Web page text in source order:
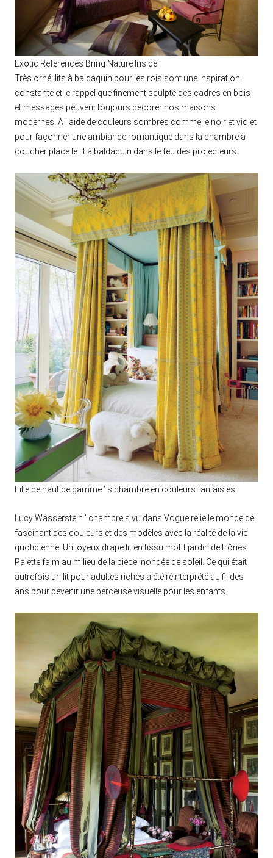
Exotic References Bring Nature Inside
Très orné, lits à baldaquin pour les rois sont une inspiration
constante et le rappel que finement sculpté des cadres en bois
et messages peuvent toujours décorer nos maisons
modernes. À l'aide de couleurs sombres comme le noir et violet
pour façonner une ambiance romantique dans la chambre à
coucher place le lit à baldaquin dans le feu des projecteurs.
Fille de haut de gamme ’ s chambre en couleurs fantaisies
Lucy Wasserstein ’ chambre s vu dans Vogue relie le monde de
fascinant des couleurs et des modèles avec la réalité de la vie
quotidienne. Un joyeux drapé lit en tissu motif jardin de trônes
Palette faim au milieu de la pièce inondée de soleil. Ce qui était
autrefois un lit pour adultes riches a été réinterprété au fil des
ans pour devenir une berceuse visuelle pour les enfants.